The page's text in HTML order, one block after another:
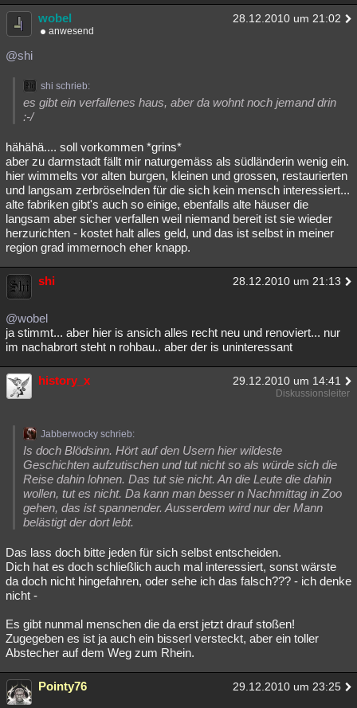
wobel 28.12.2010 um 21:02
anwesend
@shi
shi schrieb:
es gibt ein verfallenes haus, aber da wohnt noch jemand drin
:-/
hähähä.... soll vorkommen *grins*
aber zu darmstadt fällt mir naturgemäss als südländerin wenig ein.
hier wimmelts vor alten burgen, kleinen und grossen, restaurierten
und langsam zerbröselnden für die sich kein mensch interessiert...
alte fabriken gibt's auch so einige, ebenfalls alte häuser die
langsam aber sicher verfallen weil niemand bereit ist sie wieder
herzurichten - kostet halt alles geld, und das ist selbst in meiner
region grad immernoch eher knapp.
shi 28.12.2010 um 21:13
@wobel
ja stimmt... aber hier is ansich alles recht neu und renoviert... nur
im nachabrort steht n rohbau.. aber der is uninteressant
history_x 29.12.2010 um 14:41
Diskussionsleiter
Jabberwocky schrieb:
Is doch Blödsinn. Hört auf den Usern hier wildeste
Geschichten aufzutischen und tut nicht so als würde sich die
Reise dahin lohnen. Das tut sie nicht. An die Leute die dahin
wollen, tut es nicht. Da kann man besser n Nachmittag in Zoo
gehen, das ist spannender. Ausserdem wird nur der Mann
belästigt der dort lebt.
Das lass doch bitte jeden für sich selbst entscheiden.
Dich hat es doch schließlich auch mal interessiert, sonst wärste
da doch nicht hingefahren, oder sehe ich das falsch??? - ich denke
nicht -
Es gibt nunmal menschen die da erst jetzt drauf stoßen!
Zugegeben es ist ja auch ein bisserl versteckt, aber ein toller
Abstecher auf dem Weg zum Rhein.
Pointy76 29.12.2010 um 23:25